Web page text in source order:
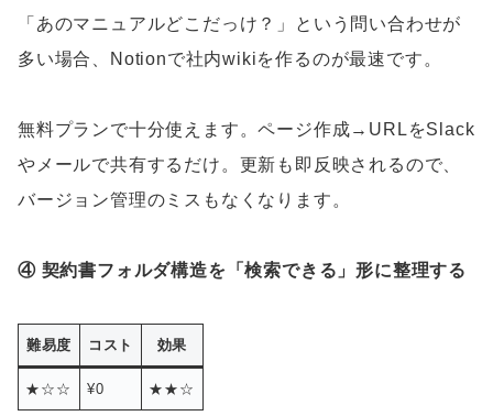
「あのマニュアルどこだっけ？」という問い合わせが
多い場合、Notionで社内wikiを作るのが最速です。
無料プランで十分使えます。ページ作成→URLをSlack
やメールで共有するだけ。更新も即反映されるので、
バージョン管理のミスもなくなります。
④ 契約書フォルダ構造を「検索できる」形に整理する
難易度 コスト 効果
★☆☆ ¥0 ★★☆